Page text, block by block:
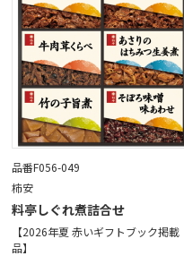
品番F056-049
柿安
料亭しぐれ煮詰合せ
【2026年夏 赤いギフトブック掲載
品】